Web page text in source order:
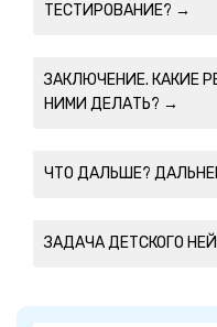
ТЕСТИРОВАНИЕ? →
ЗАКЛЮЧЕНИЕ. КАКИЕ
НИМИ ДЕЛАТЬ? →
ЧТО ДАЛЬШЕ?
ЗАДАЧА ДЕТСКОГО